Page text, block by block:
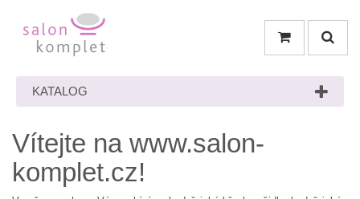
KATALOG
Vítejte na www.salon-
komplet.cz!